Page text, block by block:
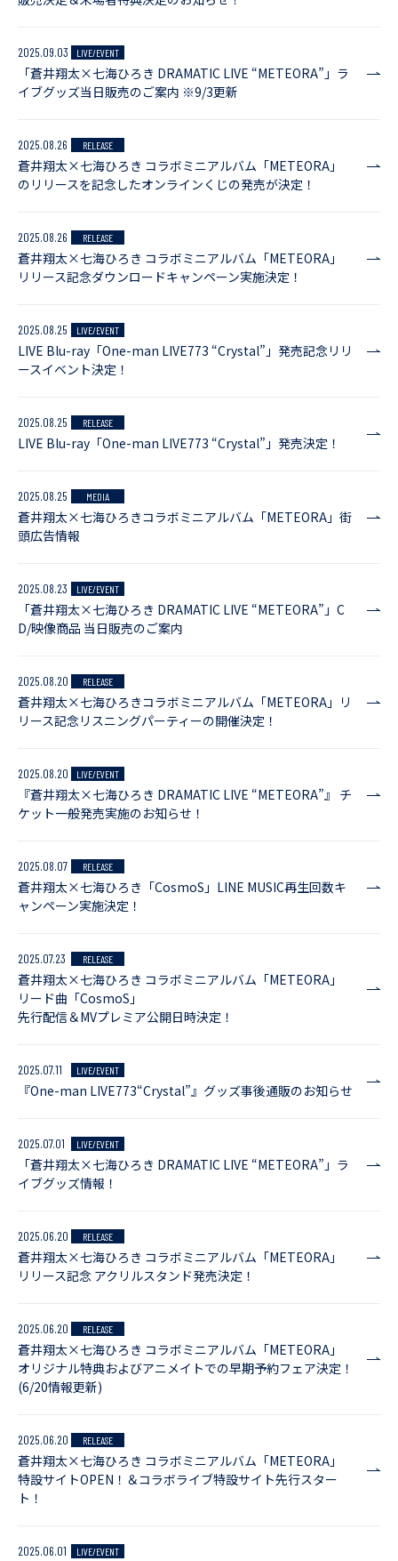
2025.09.03 LIVE/EVENT
「蒼井翔太×七海ひろき DRAMATIC LIVE “METEORA”」ラ
イブグッズ当日販売のご案内 ※9/3更新
2025.08.26 RELEASE
蒼井翔太×七海ひろき コラボミニアルバム「METEORA」
のリリースを記念したオンラインくじの発売が決定！
2025.08.26 RELEASE
蒼井翔太×七海ひろき コラボミニアルバム「METEORA」
リリース記念ダウンロードキャンペーン実施決定！
2025.08.25 LIVE/EVENT
LIVE Blu-ray「One-man LIVE773 “Crystal”」発売記念リリ
ースイベント決定！
2025.08.25 RELEASE
LIVE Blu-ray「One-man LIVE773 “Crystal”」発売決定！
2025.08.25 MEDIA
蒼井翔太×七海ひろきコラボミニアルバム「METEORA」街
頭広告情報
2025.08.23 LIVE/EVENT
「蒼井翔太×七海ひろき DRAMATIC LIVE “METEORA”」C
D/映像商品 当日販売のご案内
2025.08.20 RELEASE
蒼井翔太×七海ひろきコラボミニアルバム「METEORA」リ
リース記念リスニングパーティーの開催決定！
2025.08.20 LIVE/EVENT
『蒼井翔太×七海ひろき DRAMATIC LIVE “METEORA”』 チ
ケット一般発売実施のお知らせ！
2025.08.07 RELEASE
蒼井翔太×七海ひろき「CosmoS」LINE MUSIC再生回数キ
ャンペーン実施決定！
2025.07.23 RELEASE
蒼井翔太×七海ひろき コラボミニアルバム「METEORA」
リード曲「CosmoS」
先行配信＆MVプレミア公開日時決定！
2025.07.11 LIVE/EVENT
『One-man LIVE773“Crystal”』グッズ事後通販のお知らせ
2025.07.01 LIVE/EVENT
「蒼井翔太×七海ひろき DRAMATIC LIVE “METEORA”」ラ
イブグッズ情報！
2025.06.20 RELEASE
蒼井翔太×七海ひろき コラボミニアルバム「METEORA」
リリース記念 アクリルスタンド発売決定！
2025.06.20 RELEASE
蒼井翔太×七海ひろき コラボミニアルバム「METEORA」
オリジナル特典およびアニメイトでの早期予約フェア決定！
(6/20情報更新)
2025.06.20 RELEASE
蒼井翔太×七海ひろき コラボミニアルバム「METEORA」
特設サイトOPEN！＆コラボライブ特設サイト先行スター
ト！
2025.06.01 LIVE/EVENT